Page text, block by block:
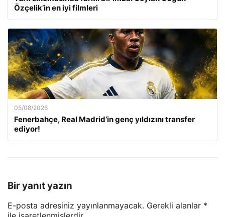
Özçelik’in en iyi filmleri
05/08/2026
Fenerbahçe, Real Madrid’in genç yıldızını transfer
ediyor!
Bir yanıt yazın
E-posta adresiniz yayınlanmayacak. Gerekli alanlar *